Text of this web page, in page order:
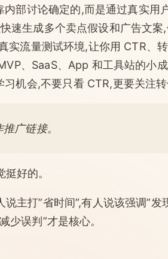
内部讨论确定的,而是通过真实用
速生成多个卖点假设和广告文案
实流量测试环境,让你用 CTR、
、SaaS、App 和工具站的小
习机会,不要只看 CTR,更要关注
广链接。
好的。
主打”省时间”,有人说该强调”
少误判”才是核心。